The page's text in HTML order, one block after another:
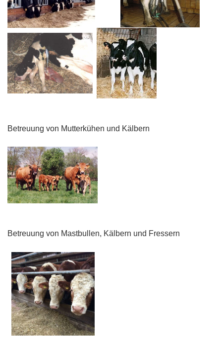
Betreuung von Mutterkühen und Kälbern
Betreuung von Mastbullen, Kälbern und Fressern